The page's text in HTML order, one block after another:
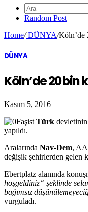
Random Post
Home/DÜNYA/Köln’de
DÜNYA
Köln’de 20 bin
Kasım 5, 2016
Faşist Türk devletinin
yapıldı.
Aralarında Nav-Dem,
değişik şehirlerden gelen
Ebertplatz alanında
hoşgeldiniz“ şeklinde
bağımsız
vurguladı.